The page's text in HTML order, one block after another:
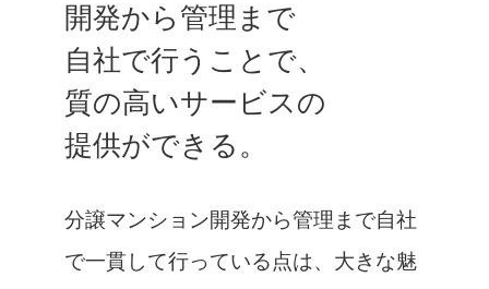
開発から管理まで
自社で行うことで、
質の高いサービスの
提供ができる。
分譲マンション開発から管理まで自社
で一貫して行っている点は、大きな魅